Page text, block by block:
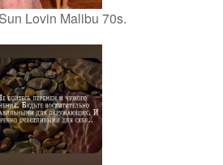
Lovin Malibu 70s.